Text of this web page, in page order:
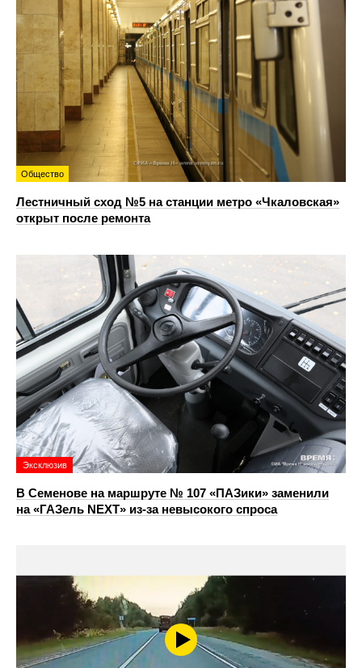
Общество
Лестничный сход №5 на станции метро «Чкаловская»
открыт после ремонта
Эксклюзив
В Семенове на маршруте № 107 «ПАЗики» заменили
на «ГАЗель NEXT» из‑за невысокого спроса